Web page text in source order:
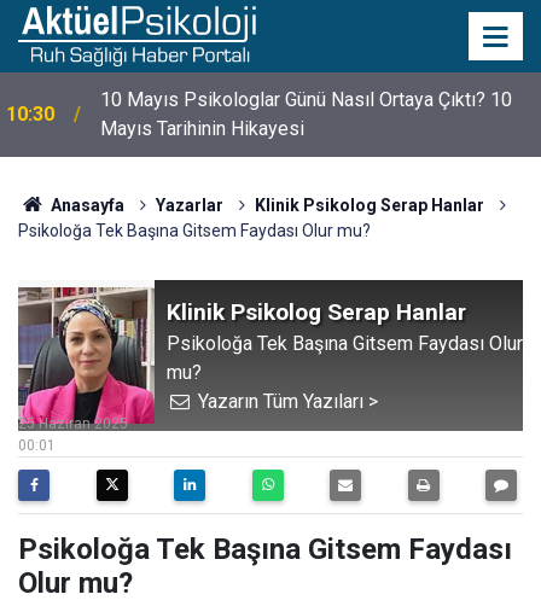
10:30
10 Mayıs Psikologlar Günü Nasıl Ortaya Çıktı? 10
Mayıs Tarihinin Hikayesi
Anasayfa Yazarlar
Klinik Psikolog Serap Hanlar
Psikoloğa Tek Başına Gitsem Faydası Olur mu?
Klinik Psikolog Serap Hanlar
Psikoloğa Tek Başına Gitsem Faydası Olur
mu?
Yazarın Tüm Yazıları >
00:01
25 Haziran 2025
Psikoloğa Tek Başına Gitsem Faydası
Olur mu?